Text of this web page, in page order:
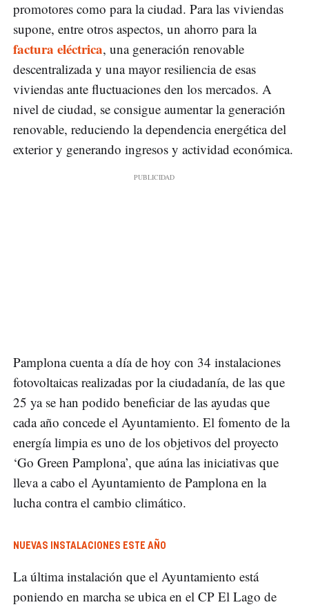
promotores como para la ciudad. Para las viviendas
supone, entre otros aspectos, un ahorro para la
factura eléctrica, una generación renovable
descentralizada y una mayor resiliencia de esas
viviendas ante fluctuaciones den los mercados. A
nivel de ciudad, se consigue aumentar la generación
renovable, reduciendo la dependencia energética del
exterior y generando ingresos y actividad económica.
Pamplona cuenta a día de hoy con 34 instalaciones
fotovoltaicas realizadas por la ciudadanía, de las que
25 ya se han podido beneficiar de las ayudas que
cada año concede el Ayuntamiento. El fomento de la
energía limpia es uno de los objetivos del proyecto
‘Go Green Pamplona’, que aúna las iniciativas que
lleva a cabo el Ayuntamiento de Pamplona en la
lucha contra el cambio climático.
NUEVAS INSTALACIONES ESTE AÑO
La última instalación que el Ayuntamiento está
poniendo en marcha se ubica en el CP El Lago de